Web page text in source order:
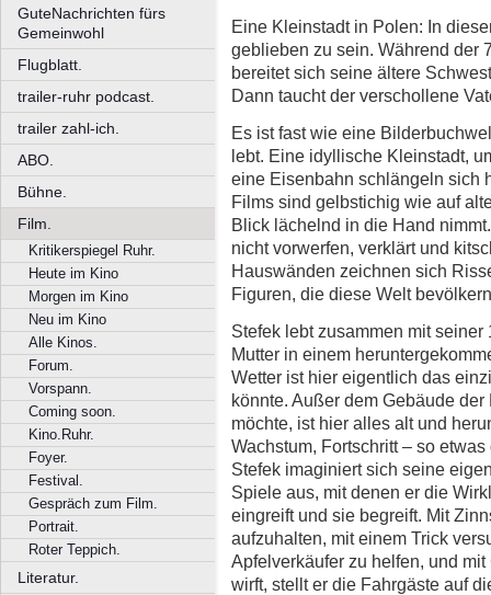
GuteNachrichten fürs
Gemeinwohl
Flugblatt.
trailer-ruhr podcast.
trailer zahl-ich.
ABO.
Bühne.
Film.
Kritikerspiegel Ruhr.
Heute im Kino
Morgen im Kino
Neu im Kino
Alle Kinos.
Forum.
Vorspann.
Coming soon.
Kino.Ruhr.
Foyer.
Festival.
Gespräch zum Film.
Portrait.
Roter Teppich.
Literatur.
Eine Kleinstadt in Polen: In
geblieben zu sein. Während der
bereitet sich seine ältere
Dann taucht der verschollene
Es ist fast wie eine
lebt. Eine idyllische Kleinstadt,
eine Eisenbahn schlängeln sich
Films sind gelbstichig wie auf
Blick lächelnd in die Hand
nicht vorwerfen, verklärt und
Hauswänden zeichnen sich
Figuren, die diese Welt
Stefek lebt zusammen mit
Mutter in einem
Wetter ist hier eigentlich das
könnte. Außer dem Gebäude
möchte, ist hier alles alt und
Wachstum, Fortschritt – so
Stefek imaginiert sich seine
Spiele aus, mit denen er die
eingreift und sie begreift. Mit
aufzuhalten, mit einem Trick
Apfelverkäufer zu helfen, und
wirft, stellt er die Fahrgäste auf